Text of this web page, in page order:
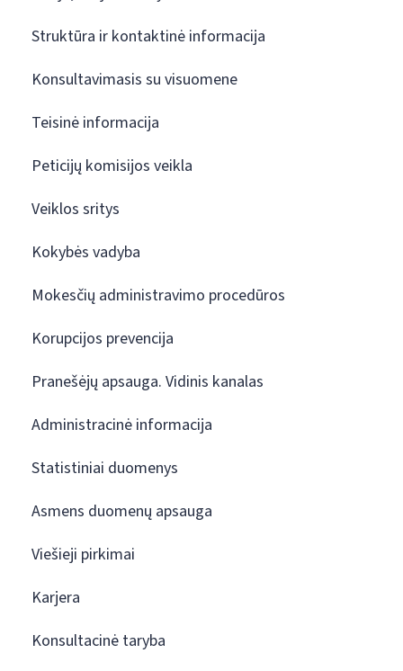
Struktūra ir kontaktinė informacija
Konsultavimasis su visuomene
Teisinė informacija
Peticijų komisijos veikla
Veiklos sritys
Kokybės vadyba
Mokesčių administravimo procedūros
Korupcijos prevencija
Pranešėjų apsauga. Vidinis kanalas
Administracinė informacija
Statistiniai duomenys
Asmens duomenų apsauga
Viešieji pirkimai
Karjera
Konsultacinė taryba